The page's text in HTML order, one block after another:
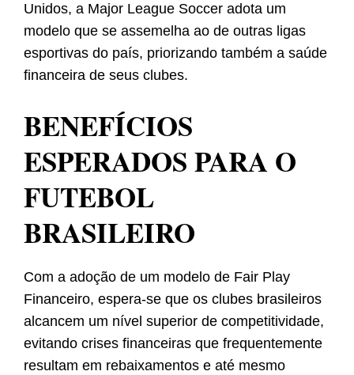
Unidos, a Major League Soccer adota um
modelo que se assemelha ao de outras ligas
esportivas do país, priorizando também a saúde
financeira de seus clubes.
BENEFÍCIOS
ESPERADOS PARA O
FUTEBOL
BRASILEIRO
Com a adoção de um modelo de Fair Play
Financeiro, espera-se que os clubes brasileiros
alcancem um nível superior de competitividade,
evitando crises financeiras que frequentemente
resultam em rebaixamentos e até mesmo